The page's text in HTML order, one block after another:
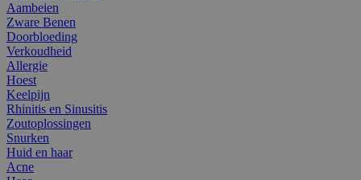
Aambeien
Zware Benen
Doorbloeding
Verkoudheid
Allergie
Hoest
Keelpijn
Rhinitis en Sinusitis
Zoutoplossingen
Snurken
Huid en haar
Acne